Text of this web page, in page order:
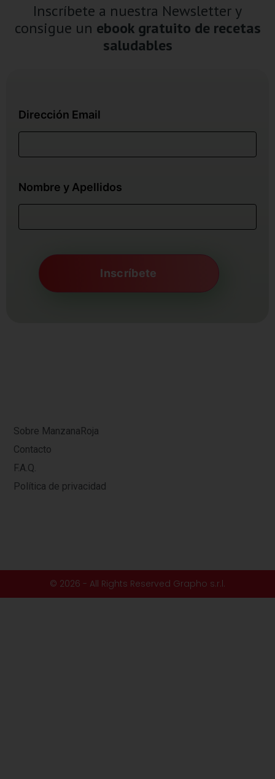
Inscríbete a nuestra Newsletter y
consigue un ebook gratuito de recetas
saludables
Dirección Email
Nombre y Apellidos
Sobre ManzanaRoja
Contacto
F.A.Q.
Política de privacidad
© 2026 - All Rights Reserved Grapho s.r.l.